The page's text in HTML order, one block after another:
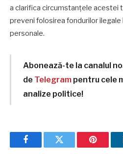
a clarifica circumstanțele acestei
preveni folosirea fondurilor
personale.
Abonează-te la canalul
de Telegram pentru cele
analize politice!
FacebookTwitter Pinterest